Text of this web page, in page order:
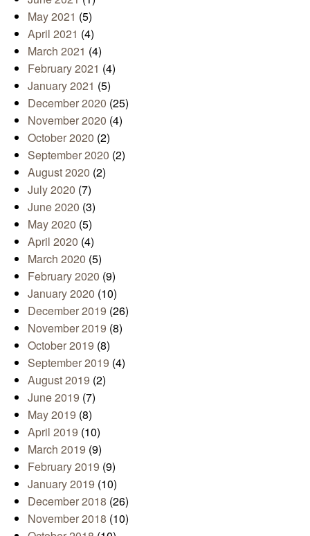
May 2021 (5)
April 2021 (4)
March 2021 (4)
February 2021 (4)
January 2021 (5)
December 2020 (25)
November 2020 (4)
October 2020 (2)
September 2020 (2)
August 2020 (2)
July 2020 (7)
June 2020 (3)
May 2020 (5)
April 2020 (4)
March 2020 (5)
February 2020 (9)
January 2020 (10)
December 2019 (26)
November 2019 (8)
October 2019 (8)
September 2019 (4)
August 2019 (2)
June 2019 (7)
May 2019 (8)
April 2019 (10)
March 2019 (9)
February 2019 (9)
January 2019 (10)
December 2018 (26)
November 2018 (10)